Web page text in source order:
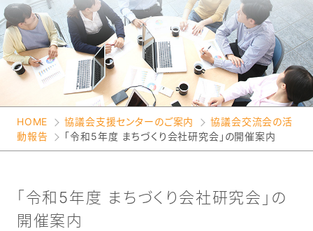
HOME 協議会支援センターのご案内
協議会交流会の活
動報告
「令和5年度 まちづくり会社研究会」の開催案内
「令和5年度 まちづくり会社研究会」の
開催案内